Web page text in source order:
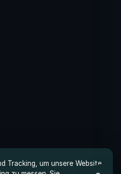
Tracking, um unsere Website